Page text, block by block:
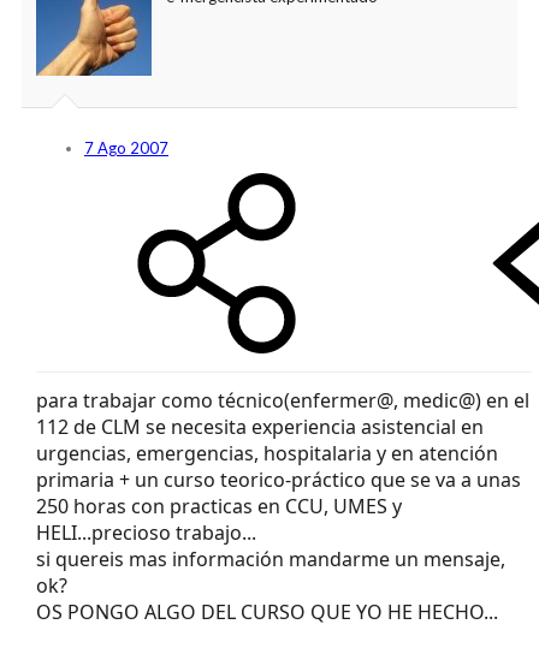
7 Ago 2007
para trabajar como técnico(enfermer@, medic@) en el
112 de CLM se necesita experiencia asistencial en
urgencias, emergencias, hospitalaria y en atención
primaria + un curso teorico-práctico que se va a unas
250 horas con practicas en CCU, UMES y
HELI...precioso trabajo...
si quereis mas información mandarme un mensaje,
ok?
OS PONGO ALGO DEL CURSO QUE YO HE HECHO...